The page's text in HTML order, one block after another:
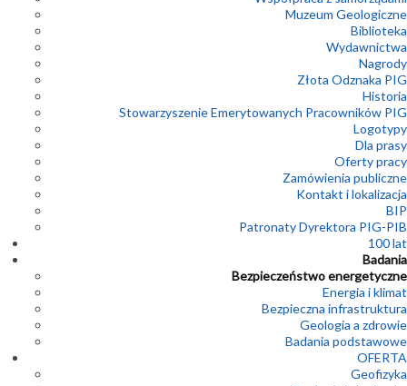
Muzeum Geologiczne
Biblioteka
Wydawnictwa
Nagrody
Złota Odznaka PIG
Historia
Stowarzyszenie Emerytowanych Pracowników PIG
Logotypy
Dla prasy
Oferty pracy
Zamówienia publiczne
Kontakt i lokalizacja
BIP
Patronaty Dyrektora PIG-PIB
100 lat
Badania
Bezpieczeństwo energetyczne
Energia i klimat
Bezpieczna infrastruktura
Geologia a zdrowie
Badania podstawowe
OFERTA
Geofizyka